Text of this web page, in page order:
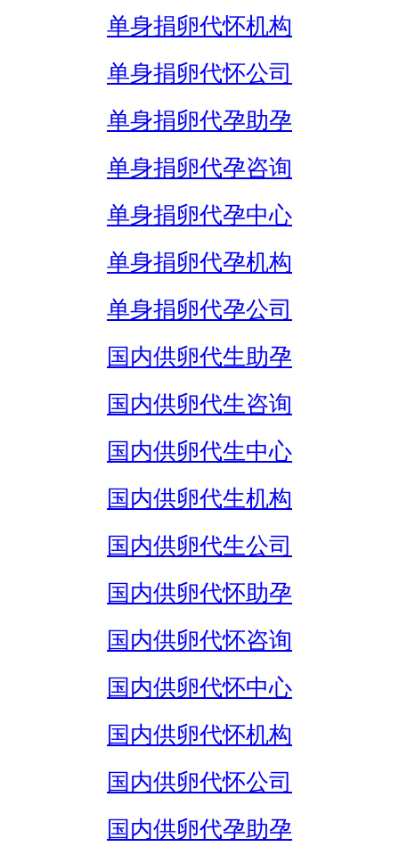
单身捐卵代怀机构
单身捐卵代怀公司
单身捐卵代孕助孕
单身捐卵代孕咨询
单身捐卵代孕中心
单身捐卵代孕机构
单身捐卵代孕公司
国内供卵代生助孕
国内供卵代生咨询
国内供卵代生中心
国内供卵代生机构
国内供卵代生公司
国内供卵代怀助孕
国内供卵代怀咨询
国内供卵代怀中心
国内供卵代怀机构
国内供卵代怀公司
国内供卵代孕助孕